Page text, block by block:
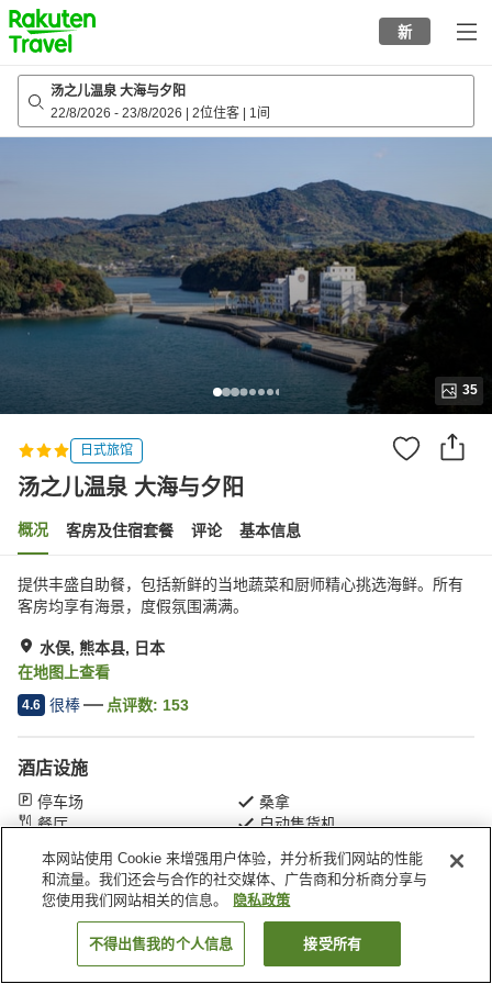
to
top
page
新
汤之儿温泉 大海与夕阳
22/8/2026 - 23/8/2026 2位住客 1间
35
日式旅馆
汤之儿温泉 大海与夕阳
概况 客房及住宿套餐 评论 基本信息
提供丰盛自助餐，包括新鲜的当地蔬菜和厨师精心挑选海鲜。所有
客房均享有海景，度假氛围满满。
水俣, 熊本县, 日本
在地图上查看
4.6 很棒 点评数: 153
酒店设施
停车场
桑拿
餐厅
自动售货机
首页 日本 熊本县 水俣 汤之儿温泉 大海与夕阳
搜索客房
本网站使用 Cookie 来增强用户体验，并分析我们网站的性能
和流量。我们还会与合作的社交媒体、广告商和分析商分享与
您使用我们网站相关的信息。
隐私政策
不得出售我的个人信息 接受所有